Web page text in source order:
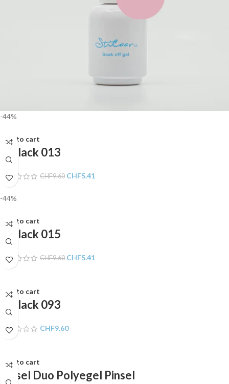
-44%
Add to cart
Gellack 013
CHF9.60 CHF5.41
-44%
Add to cart
Gellack 015
CHF9.60 CHF5.41
Add to cart
Gellack 093
CHF9.60
Add to cart
Pinsel Duo Polyegel Pinsel